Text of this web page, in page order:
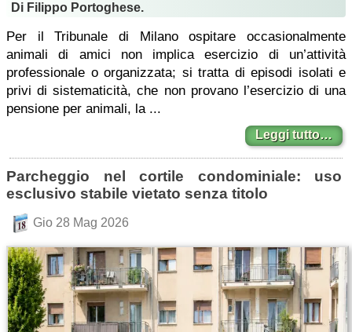
Di Filippo Portoghese.
Per il Tribunale di Milano ospitare occasionalmente
animali di amici non implica esercizio di un’attività
professionale o organizzata; si tratta di episodi isolati e
privi di sistematicità, che non provano l’esercizio di una
pensione per animali, la ...
Leggi tutto…
Parcheggio nel cortile condominiale: uso
esclusivo stabile vietato senza titolo
Gio 28 Mag 2026